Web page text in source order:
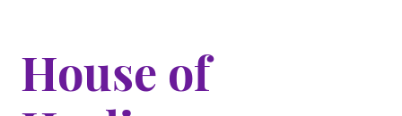
House of